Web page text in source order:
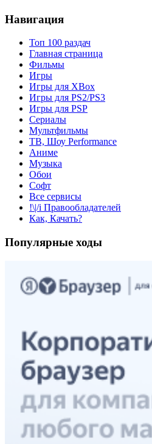
Навигация
Топ 100 раздач
Главная страница
Фильмы
Игры
Игры для XBox
Игры для PS2/PS3
Игры для PSP
Сериалы
Мультфильмы
ТВ, Шоу Performance
Аниме
Музыка
Обои
Софт
Все сервисы
!\|/i Правообладателей
Как, Качать?
Популярные ходы